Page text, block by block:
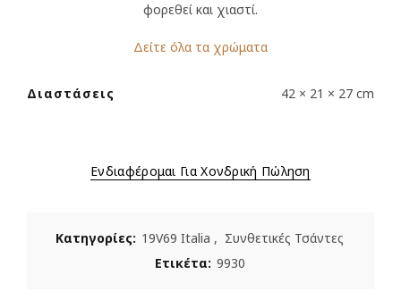
φορεθεί και χιαστί.
Δείτε όλα τα χρώματα
Διαστάσεις 42 × 21 × 27 cm
Ενδιαφέρομαι Για Χονδρική Πώληση
Κατηγορίες: 19V69 Italia , Συνθετικές Τσάντες
Ετικέτα: 9930